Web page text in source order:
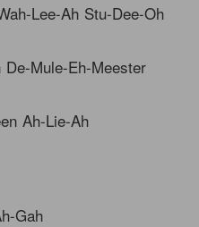
Lee-Ah Stu-Dee-Oh
De-Mule-Eh-Meester
Ah-Lie-Ah
Gah